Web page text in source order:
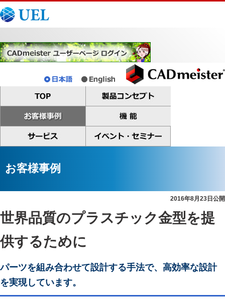
お客様事例
2016年8月23日公開
世界品質のプラスチック金型を提
供するために
パーツを組み合わせて設計する手法で、高効率な設計
を実現しています。